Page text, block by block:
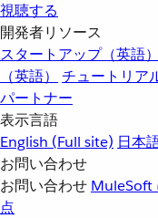
視聴する
開発者リソース
スタートアップ（英語）
（英語）
チュートリア
パートナー
表示言語
English (Full site) 日本
お問い合わせ
お問い合わせ MuleSoft
点